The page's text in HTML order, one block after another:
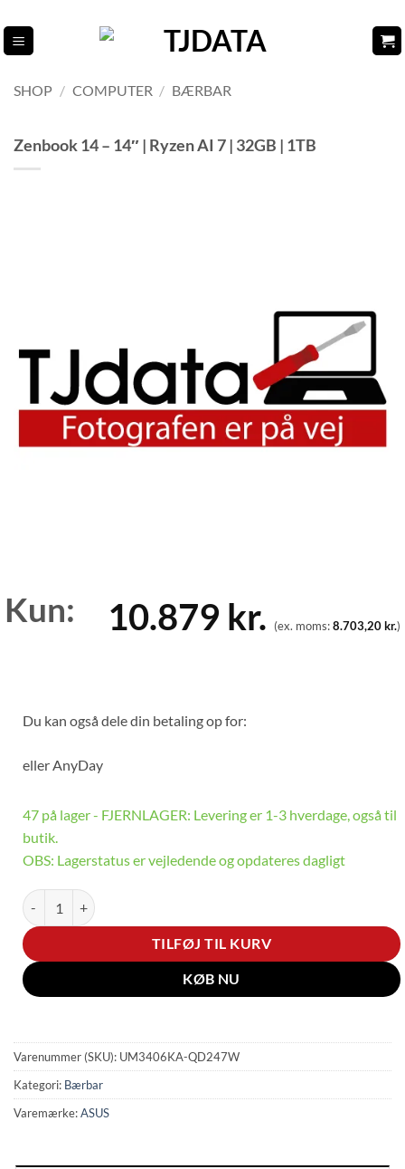
til
indhold
SHOP / COMPUTER / BÆRBAR
Zenbook 14 – 14″ | Ryzen AI 7 | 32GB | 1TB
Kun: 10.879 kr. (ex. moms:8.703,20kr.)
Du kan også dele din betaling op for:
eller AnyDay
47 på lager - FJERNLAGER: Levering er 1-3 hverdage, også til
butik.
OBS: Lagerstatus er vejledende og opdateres dagligt
Zenbook 14 - 14" | Ryzen AI 7 | 32GB | 1TB antal
TILFØJ TIL KURV
KØB NU
Varenummer (SKU): UM3406KA-QD247W
Kategori: Bærbar
Varemærke:ASUS